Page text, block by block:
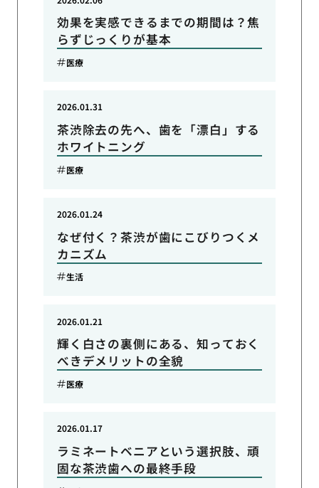
効果を実感できるまでの期間は？焦
らずじっくりが基本
医療
茶渋除去の先へ、歯を「漂白」する
ホワイトニング
2026.01.31
医療
なぜ付く？茶渋が歯にこびりつくメ
カニズム
2026.01.24
生活
輝く白さの裏側にある、知っておく
べきデメリットの全貌
2026.01.21
医療
ラミネートベニアという選択肢、頑
固な茶渋歯への最終手段
2026.01.17